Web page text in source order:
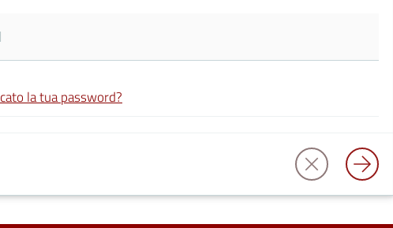
la tua password?